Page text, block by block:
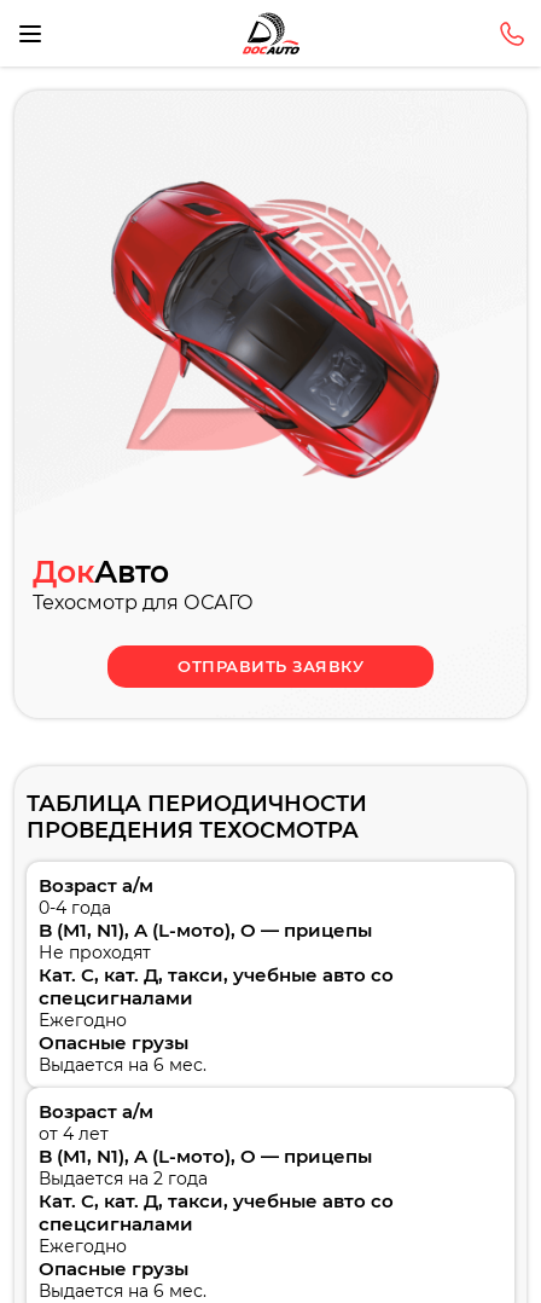
ДокАвто
Техосмотр для ОСАГО
ОТПРАВИТЬ ЗАЯВКУ
ТАБЛИЦА ПЕРИОДИЧНОСТИ
ПРОВЕДЕНИЯ ТЕХОСМОТРА
Возраст а/м
0-4 года
B (M1, N1), A (L-мото), O — прицепы
Не проходят
Кат. С, кат. Д, такси, учебные авто со
спецсигналами
Ежегодно
Опасные грузы
Выдается на 6 мес.
Возраст а/м
от 4 лет
B (M1, N1), A (L-мото), O — прицепы
Выдается на 2 года
Кат. С, кат. Д, такси, учебные авто со
спецсигналами
Ежегодно
Опасные грузы
Выдается на 6 мес.